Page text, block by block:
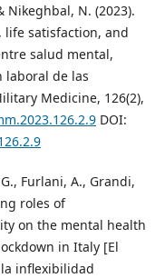
Nikeghbal, N. (2023).
life satisfaction, and
salud mental,
laboral de las
Medicine, 126(2),
DOI:
Furlani, A., Grandi,
roles of
on the mental health
in Italy [El
inflexibilidad